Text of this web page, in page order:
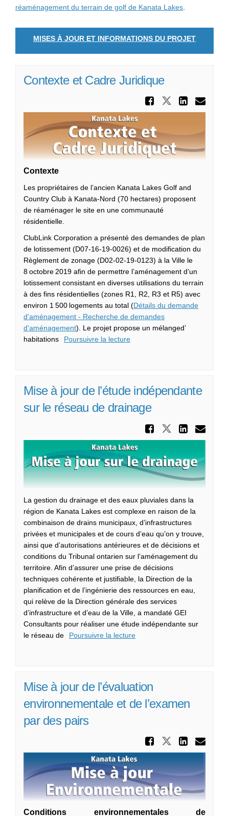
réaménagement du terrain de golf de Kanata Lakes(Liens
MISES À JOUR ET INFORMATIONS DU PROJET
Contexte et Cadre Juridique
Partager
Contexte
Les propriétaires de l’ancien Kanata Lakes Golf and
Country Club à Kanata-Nord (70 hectares) proposent
de réaménager le site en une communauté
résidentielle.
ClubLink Corporation a présenté des demandes de plan
de lotissement (D07-16-19-0026) et de modification du
Règlement de zonage (D02-02-19-0123) à la Ville le
8 octobre2019 afin de permettre l’aménagement d’un
lotissement consistant en diverses utilisations du terrain
à des fins résidentielles (zones R1, R2, R3 et R5) avec
environ 1500 logements au total (Détails du demande
d'aménagement - Recherche de demandes
d'aménagement(Liens externes)
). Le projet propose un mélanged’
habitations
Poursuivre la lecture
Mise à jour de l’étude indépendante
sur le réseau de drainage
Partager
La gestion du drainage et des eaux pluviales dans la
région de Kanata Lakes est complexe en raison de la
combinaison de drains municipaux, d’infrastructures
privées et municipales et de cours d’eau qu’on y trouve,
ainsi que d’autorisations antérieures et de décisions et
conditions du Tribunal ontarien sur l’aménagement du
territoire. Afin d’assurer une prise de décisions
techniques cohérente et justifiable, la Direction de la
planification et de l’ingénierie des ressources en eau,
qui relève de la Direction générale des services
d’infrastructure et d’eau de la Ville, a mandaté GEI
Consultants pour réaliser une étude indépendante sur
le réseau de
Poursuivre la lecture
Mise à jour de l’évaluation
environnementale et de l’examen
par des pairs
Partager
Conditions environnementales de